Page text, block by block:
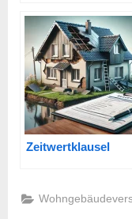
Zeitwertklausel